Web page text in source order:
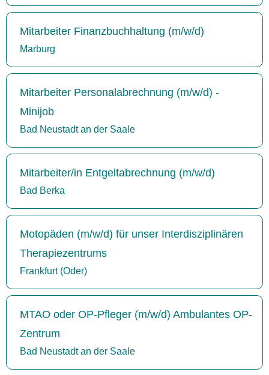
Mitarbeiter Finanzbuchhaltung (m/w/d)
Marburg
Mitarbeiter Personalabrechnung (m/w/d) -
Minijob
Bad Neustadt an der Saale
Mitarbeiter/in Entgeltabrechnung (m/w/d)
Bad Berka
Motopäden (m/w/d) für unser Interdisziplinären
Therapiezentrums
Frankfurt (Oder)
MTAO oder OP-Pfleger (m/w/d) Ambulantes OP-
Zentrum
Bad Neustadt an der Saale